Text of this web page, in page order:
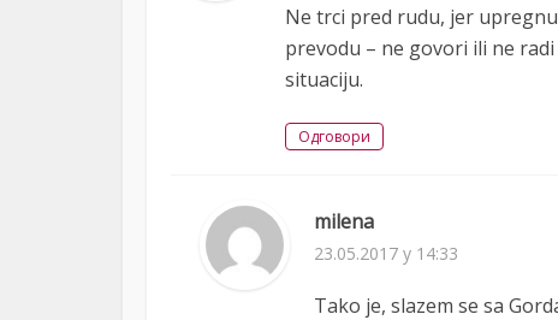
Ne trci pred rudu, jer
prevodu – ne govori ili ne
situaciju.
Одговори
milena
23.05.2017 у 14:33
Tako je, slazem se sa